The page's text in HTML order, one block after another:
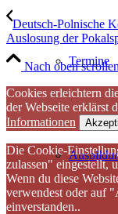
Termine
Deutsch-Polnische
Auslosung der
Nach oben scrollen
Cookies erleichtern
der Webseite erklärst
Informationen
Die Cookie-
zulassen" eingestellt,
Wenn du diese
verwendest oder auf
einverstanden..